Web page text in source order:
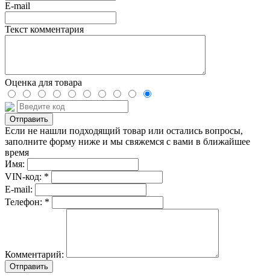
E-mail
Текст комментария
Оценка для товара
Если не нашли подходящий товар или остались вопросы,
заполните форму ниже и мы свяжемся с вами в ближайшее
время
Имя:
VIN-код: *
E-mail:
Телефон: *
Комментарий:
Отправить